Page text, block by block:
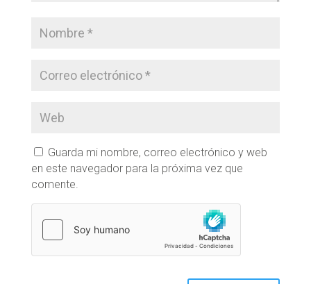
Guarda mi nombre, correo electrónico y web
en este navegador para la próxima vez que
comente.